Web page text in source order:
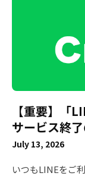
【重要】「
サービス終
July 13, 2026
いつもLINEをご